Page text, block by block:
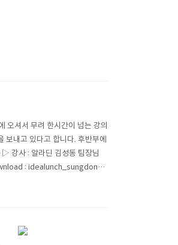
오셔서 무려 한시간이 넘는 강의
보내고 있다고 합니다. 후반부에
강사 : 알라딘 김성동 팀장님
: idealunch_sungdong_